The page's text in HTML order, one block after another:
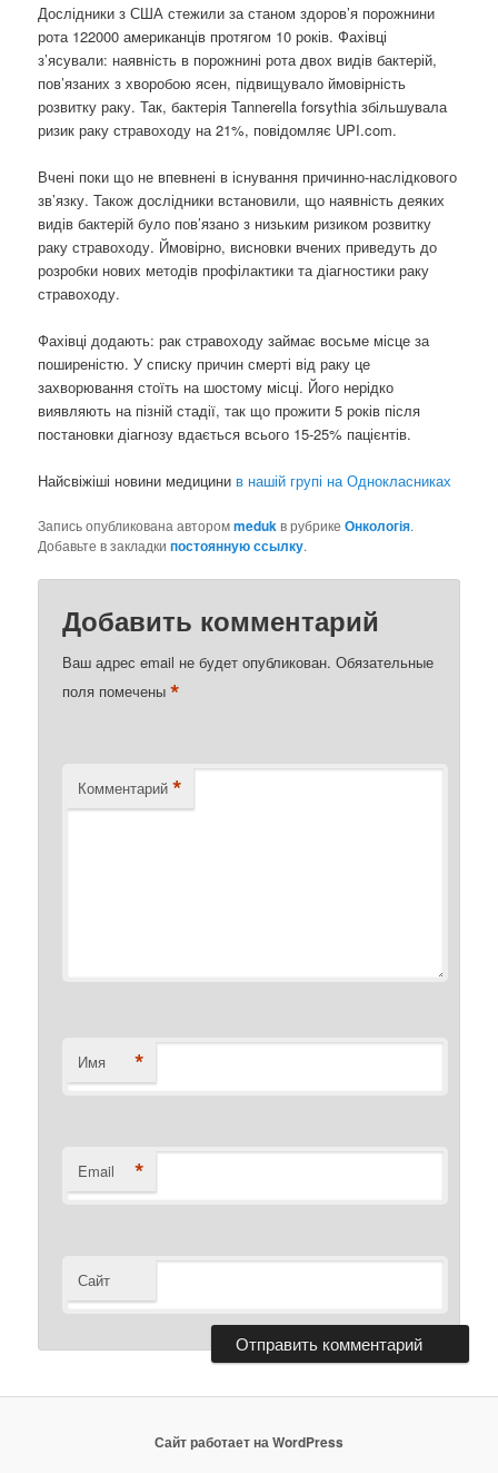
Дослідники з США стежили за станом здоров’я порожнини
рота 122000 американців протягом 10 років. Фахівці
з’ясували: наявність в порожнині рота двох видів бактерій,
пов’язаних з хворобою ясен, підвищувало ймовірність
розвитку раку. Так, бактерія Tannerella forsythia збільшувала
ризик раку стравоходу на 21%, повідомляє UPI.com.
Вчені поки що не впевнені в існування причинно-наслідкового
зв’язку. Також дослідники встановили, що наявність деяких
видів бактерій було пов’язано з низьким ризиком розвитку
раку стравоходу. Ймовірно, висновки вчених приведуть до
розробки нових методів профілактики та діагностики раку
стравоходу.
Фахівці додають: рак стравоходу займає восьме місце за
поширеністю. У списку причин смерті від раку це
захворювання стоїть на шостому місці. Його нерідко
виявляють на пізній стадії, так що прожити 5 років після
постановки діагнозу вдається всього 15-25% пацієнтів.
Найсвіжіші новини медицини в нашій групі на Однокласниках
Запись опубликована авторомmedukв рубрикеОнкологія.
Добавьте в закладкипостоянную ссылку.
Добавить комментарий
Ваш адрес email не будет опубликован. Обязательные
поля помечены*
Комментарий *
Имя *
Email *
Сайт
Сайт работает на WordPress